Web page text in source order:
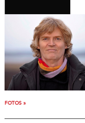
FOTOS »